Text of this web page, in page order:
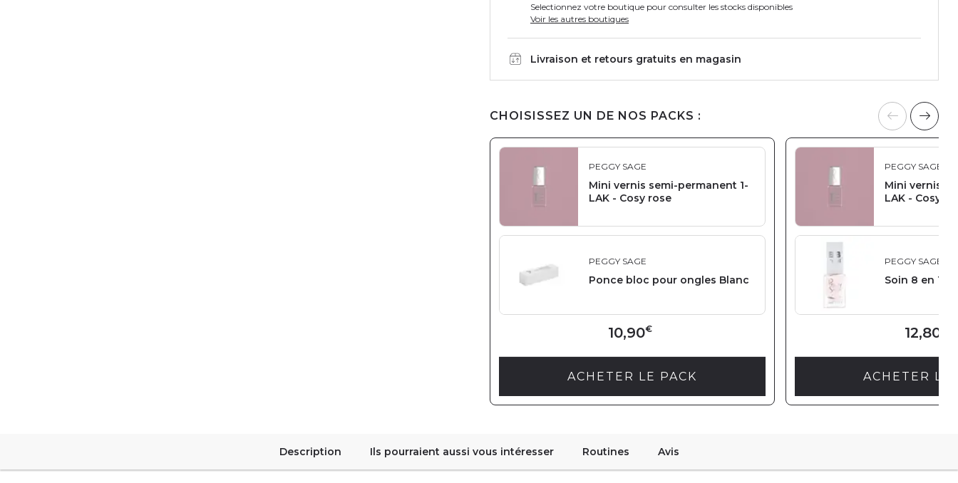
Selectionnez votre boutique pour consulter les stocks disponibles
Voir les autres boutiques
Livraison et retours gratuits en magasin
CHOISISSEZ UN DE NOS PACKS :
PEGGY SAGE
Mini vernis semi-permanent 1-
LAK - Cosy rose
PEGGY SAGE
Ponce bloc pour ongles Blanc
10,90€
ACHETER LE PACK
PEGGY SAGE
Mini vernis
LAK - Cosy
PEGGY SAGE
Soin 8 en 1
12,80
ACHETER LE
Description Ils pourraient aussi vous intéresser Routines Avis